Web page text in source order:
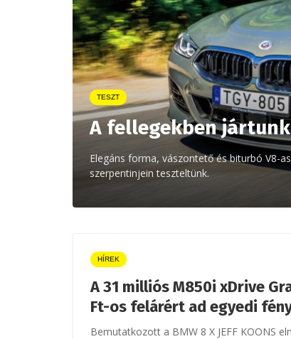
TESZT
A fellegekben jártunk
Elegáns forma, vászontető és biturbó V8-
szerpentinjein teszteltünk.
HÍREK
A 31 milliós M850i xDrive
Ft-os felárért ad egyedi
Bemutatkozott a BMW 8 X JEFF KOONS